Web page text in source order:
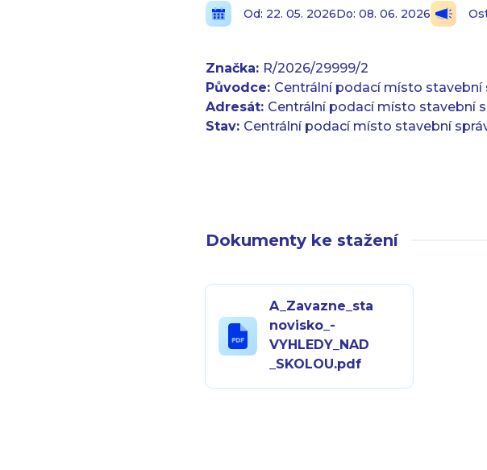
Od: 22. 05. 2026Do: 08. 06. 2026
Značka: R/2026/29999/2
Původce: Centrální podací místo stavební
Adresát: Centrální podací místo stavební
Stav: Centrální podací místo stavební
Dokumenty ke stažení
A_Zavazne_sta
novisko_-
VYHLEDY_NAD
_SKOLOU.pdf